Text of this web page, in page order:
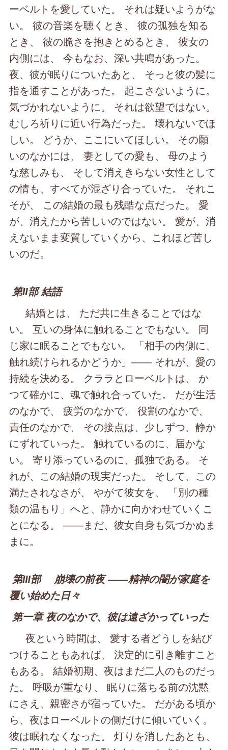
ーベルトを愛していた。 それは疑いようがな
い。 彼の音楽を聴くとき、 彼の孤独を知る
とき、 彼の脆さを抱きとめるとき、 彼女の
内側には、 今もなお、深い共鳴があった。
夜、彼が眠りについたあと、 そっと彼の髪に
指を通すことがあった。 起こさないように。
気づかれないように。 それは欲望ではない。
むしろ祈りに近い行為だった。 壊れないでほ
しい。 どうか、ここにいてほしい。 その願
いのなかには、 妻としての愛も、 母のよう
な慈しみも、 そして消えきらない女性として
の情も、すべてが混ざり合っていた。 それこ
そが、 この結婚の最も残酷な点だった。 愛
が、消えたから苦しいのではない。 愛が、消
えないまま変質していくから、これほど苦し
いのだ。
第Ⅱ部 結語
結婚とは、 ただ共に生きることではな
い。 互いの身体に触れることでもない。 同
じ家に眠ることでもない。 「相手の内側に、
触れ続けられるかどうか」―― それが、愛の
持続を決める。 クララとローベルトは、 か
つて確かに、魂で触れ合っていた。 だが生活
のなかで、 疲労のなかで、 役割のなかで、
責任のなかで、 その接点は、少しずつ、静か
にずれていった。 触れているのに、届かな
い。 寄り添っているのに、孤独である。 そ
れが、この結婚の現実だった。 そして、この
満たされなさが、 やがて彼女を、 「別の種
類の温もり」へと、静かに向かわせていくこ
とになる。 ――まだ、彼女自身も気づかぬま
まに。
第Ⅲ部 崩壊の前夜 ――精神の闇が家庭を
覆い始めた日々
第一章 夜のなかで、彼は遠ざかっていった
夜という時間は、 愛する者どうしを結び
つけることもあれば、 決定的に引き離すこと
もある。 結婚初期、夜はまだ二人のものだっ
た。 呼吸が重なり、 眠りに落ちる前の沈黙
にさえ、親密さが宿っていた。 だがある頃か
ら、夜はローベルトの側だけに傾いていく。
彼は眠れなくなった。 灯りを消したあとも、